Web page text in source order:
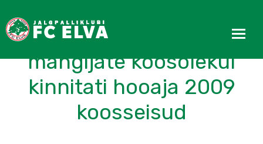
FC Elva II treenerite ja
mängijate koosolekul
kinnitati hooaja 2009
koosseisud